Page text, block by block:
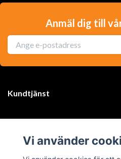
Anmäl dig till
Kundtjänst
Läs mer
Vi använder